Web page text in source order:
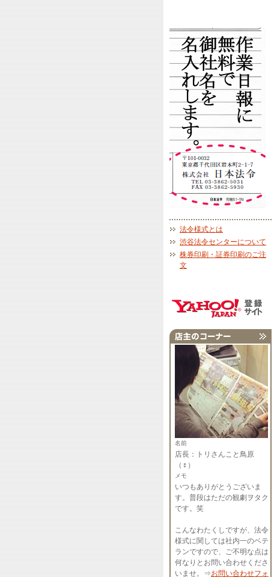
法令様式とは
渋谷法令センターについて
株券印刷・証券印刷のご注
文
名前
店長：トリさんこと鳥原
（♀）
メモ
いつもありがとうございま
す。普段はただの観劇ヲタク
です。笑
こんなわたくしですが、法令
様式に関しては社内一のベテ
ランですので、ご不明な点は
何なりとお問い合わせくださ
いませ。⇒お問い合わせフォ